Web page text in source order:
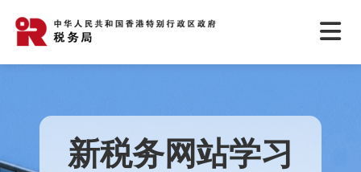
新税务网站学习